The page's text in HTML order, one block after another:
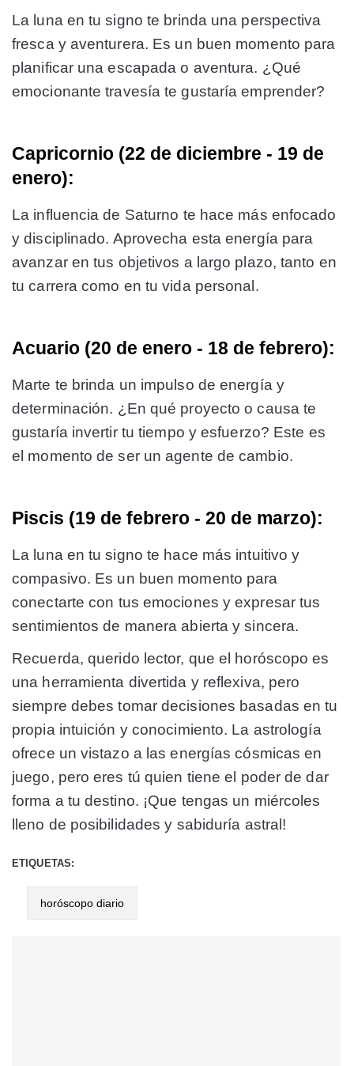
La luna en tu signo te brinda una perspectiva
fresca y aventurera. Es un buen momento para
planificar una escapada o aventura. ¿Qué
emocionante travesía te gustaría emprender?
Capricornio (22 de diciembre - 19 de
enero):
La influencia de Saturno te hace más enfocado
y disciplinado. Aprovecha esta energía para
avanzar en tus objetivos a largo plazo, tanto en
tu carrera como en tu vida personal.
Acuario (20 de enero - 18 de febrero):
Marte te brinda un impulso de energía y
determinación. ¿En qué proyecto o causa te
gustaría invertir tu tiempo y esfuerzo? Este es
el momento de ser un agente de cambio.
Piscis (19 de febrero - 20 de marzo):
La luna en tu signo te hace más intuitivo y
compasivo. Es un buen momento para
conectarte con tus emociones y expresar tus
sentimientos de manera abierta y sincera.
Recuerda, querido lector, que el horóscopo es
una herramienta divertida y reflexiva, pero
siempre debes tomar decisiones basadas en tu
propia intuición y conocimiento. La astrología
ofrece un vistazo a las energías cósmicas en
juego, pero eres tú quien tiene el poder de dar
forma a tu destino. ¡Que tengas un miércoles
lleno de posibilidades y sabiduría astral!
ETIQUETAS:
horóscopo diario